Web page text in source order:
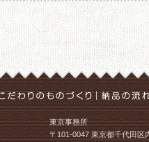
東京事務所
〒101-0047 東京都千代田区